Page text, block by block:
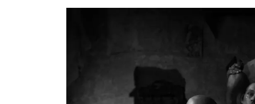
Entre 1954 y 1966 existió, en un
un campo de concentración
nombre de Colonia Agrícola
lugares donde el régimen
vagos y maleantes que, a partir
también a los homosexuales.